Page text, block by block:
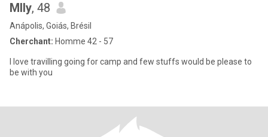
Mlly, 48
Anápolis, Goiás, Brésil
Cherchant: Homme 42 - 57
I love travilling going for camp and few stuffs would be please to
be with you